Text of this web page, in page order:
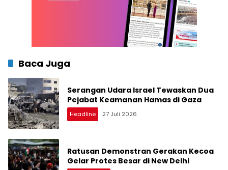
Baca Juga
Serangan Udara Israel Tewaskan Dua
Pejabat Keamanan Hamas di Gaza
Headline 27 Juli 2026
Ratusan Demonstran Gerakan Kecoa
Gelar Protes Besar di New Delhi